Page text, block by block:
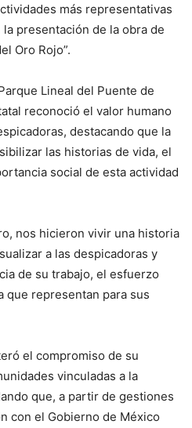
más representativas
presentación de la obra de
Oro Rojo”.
Lineal del Puente de
reconoció el valor humano
destacando que la
las historias de vida, el
social de esta actividad
nos hicieron vivir una historia
a las despicadoras y
de su trabajo, el esfuerzo
que representan para sus
el compromiso de su
vinculadas a la
que, a partir de gestiones
con el Gobierno de México